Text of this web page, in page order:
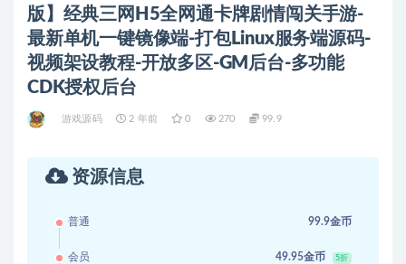
版】经典三网H5全网通卡牌剧情闯关手游-
最新单机一键镜像端-打包Linux服务端源码-
视频架设教程-开放多区-GM后台-多功能
CDK授权后台
游戏源码 2 年前 0 270 99.9
资源信息
普通 99.9金币
会员 49.95金币 5折